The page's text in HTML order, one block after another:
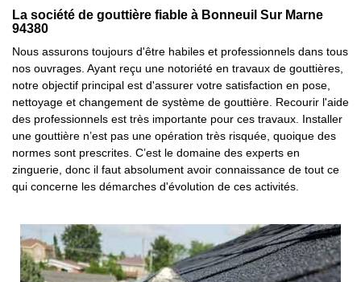
La société de gouttière fiable à Bonneuil Sur Marne
94380
Nous assurons toujours d'être habiles et professionnels dans tous
nos ouvrages. Ayant reçu une notoriété en travaux de gouttières,
notre objectif principal est d'assurer votre satisfaction en pose,
nettoyage et changement de système de gouttière. Recourir l'aide
des professionnels est très importante pour ces travaux. Installer
une gouttière n’est pas une opération très risquée, quoique des
normes sont prescrites. C’est le domaine des experts en
zinguerie, donc il faut absolument avoir connaissance de tout ce
qui concerne les démarches d'évolution de ces activités.